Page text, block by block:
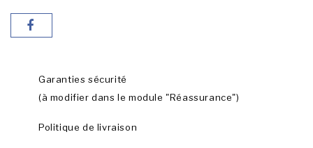
Garanties sécurité
(à modifier dans le module "Réassurance")
Politique de livraison